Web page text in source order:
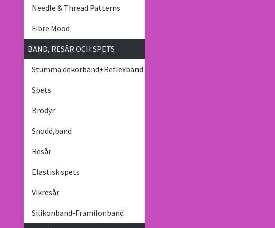
Needle & Thread Patterns
Fibre Mood
BAND, RESÅR OCH SPETS
Stumma dekorband+Reflexband
Spets
Brodyr
Snodd,band
Resår
Elastisk spets
Vikresår
Silikonband-Framilonband